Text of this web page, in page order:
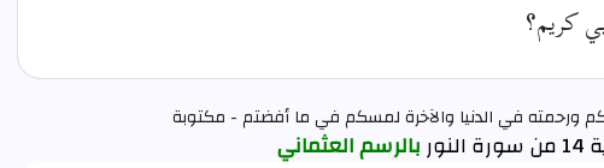
كريم؟
ورحمته في الدنيا والآخرة لمسكم في ما أفضتم - مكتوبة
بالرسم العثماني